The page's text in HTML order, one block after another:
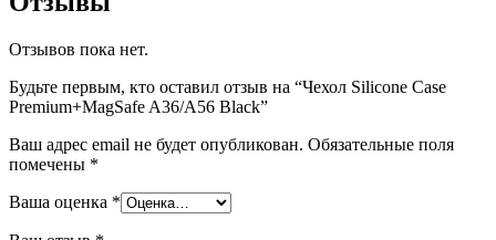
Отзывов пока нет.
Будьте первым, кто оставил отзыв на “Чехол Silicone Case
Premium+MagSafe A36/A56 Black”
Ваш адрес email не будет опубликован. Обязательные поля
помечены *
Ваша оценка *